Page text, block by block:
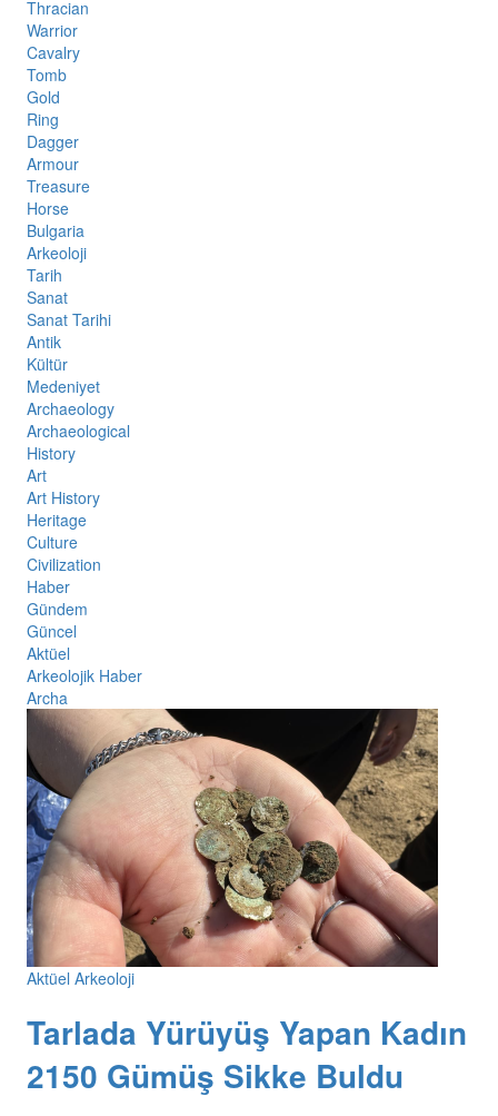
Thracian
Warrior
Cavalry
Tomb
Gold
Ring
Dagger
Armour
Treasure
Horse
Bulgaria
Arkeoloji
Tarih
Sanat
Sanat Tarihi
Antik
Kültür
Medeniyet
Archaeology
Archaeological
History
Art
Art History
Heritage
Culture
Civilization
Haber
Gündem
Güncel
Aktüel
Arkeolojik Haber
Archa
Aktüel Arkeoloji
Tarlada Yürüyüş Yapan Kadın
2150 Gümüş Sikke Buldu